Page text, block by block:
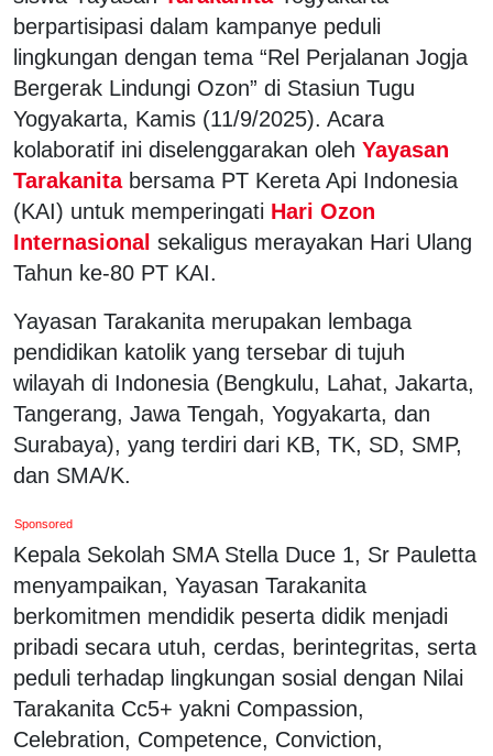
berpartisipasi dalam kampanye peduli
lingkungan dengan tema “Rel Perjalanan Jogja
Bergerak Lindungi Ozon” di Stasiun Tugu
Yogyakarta, Kamis (11/9/2025). Acara
kolaboratif ini diselenggarakan oleh Yayasan
Tarakanita bersama PT Kereta Api Indonesia
(KAI) untuk memperingati Hari Ozon
Internasional sekaligus merayakan Hari Ulang
Tahun ke-80 PT KAI.
Yayasan Tarakanita merupakan lembaga
pendidikan katolik yang tersebar di tujuh
wilayah di Indonesia (Bengkulu, Lahat, Jakarta,
Tangerang, Jawa Tengah, Yogyakarta, dan
Surabaya), yang terdiri dari KB, TK, SD, SMP,
dan SMA/K.
Sponsored
Kepala Sekolah SMA Stella Duce 1, Sr Pauletta
menyampaikan, Yayasan Tarakanita
berkomitmen mendidik peserta didik menjadi
pribadi secara utuh, cerdas, berintegritas, serta
peduli terhadap lingkungan sosial dengan Nilai
Tarakanita Cc5+ yakni Compassion,
Celebration, Competence, Conviction,